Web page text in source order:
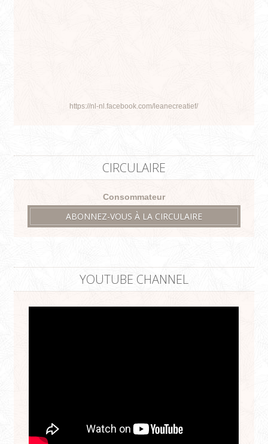
https://nl-nl.facebook.com/leanecreatief/
CIRCULAIRE
Consommateur
ABONNEZ-VOUS À LA CIRCULAIRE
YOUTUBE CHANNEL